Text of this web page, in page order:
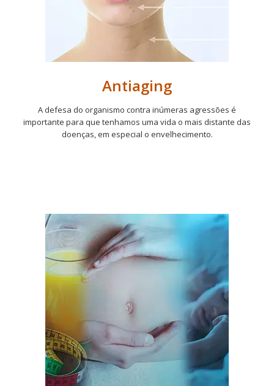
Antiaging
A defesa do organismo contra inúmeras agressões é
importante para que tenhamos uma vida o mais distante das
doenças, em especial o envelhecimento.